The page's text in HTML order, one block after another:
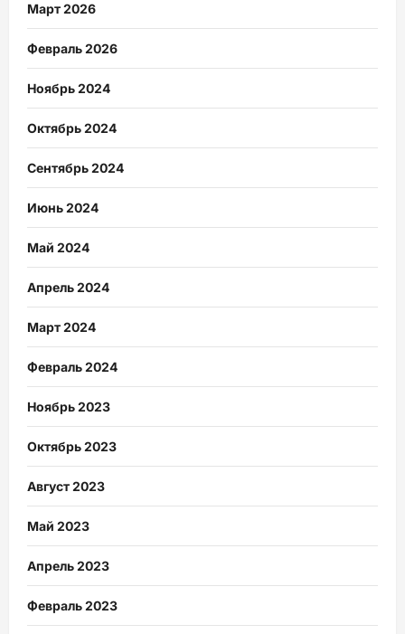
Март 2026
Февраль 2026
Ноябрь 2024
Октябрь 2024
Сентябрь 2024
Июнь 2024
Май 2024
Апрель 2024
Март 2024
Февраль 2024
Ноябрь 2023
Октябрь 2023
Август 2023
Май 2023
Апрель 2023
Февраль 2023